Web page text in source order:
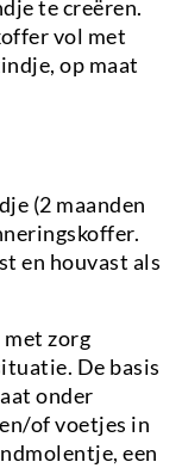
te creëren.
vol met
op maat
(2 maanden
en houvast als
zorg
De basis
onder
of voetjes in
een